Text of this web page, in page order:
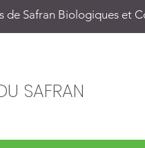
de Safran Biologiques et
SAFRAN